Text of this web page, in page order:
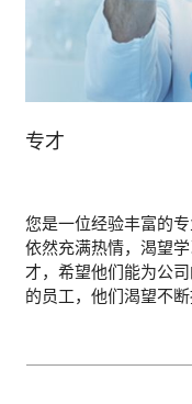
专才
您是一位经验丰富的
依然充满热情，渴望
才，希望他们能为公
的员工，他们渴望不